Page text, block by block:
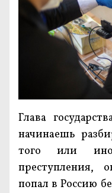
Глава
начинаешь
того или
преступления,
попал в Россию